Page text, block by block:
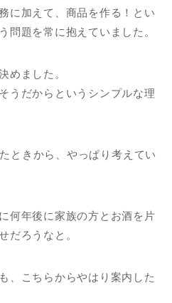
に加えて、商品を作る！とい
問題を常に抱えていました。
めました。
うだからというシンプルな理
ときから、やっぱり考えてい
何年後に家族の方とお酒を片
だろうなと。
、こちらからやはり案内した